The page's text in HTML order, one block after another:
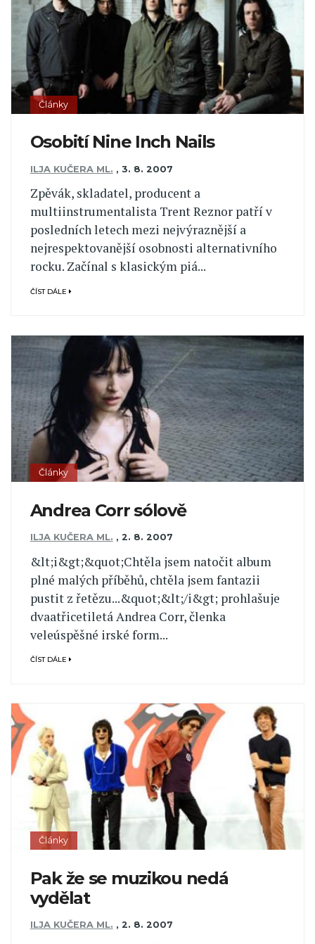
Články
Osobití Nine Inch Nails
ILJA KUČERA ML. , 3. 8. 2007
Zpěvák, skladatel, producent a
multiinstrumentalista Trent Reznor patří v
posledních letech mezi nejvýraznější a
nejrespektovanější osobnosti alternativního
rocku. Začínal s klasickým piá...
ČÍST DÁLE
Články
Andrea Corr sólově
ILJA KUČERA ML. , 2. 8. 2007
&lt;i&gt;&quot;Chtěla jsem natočit album
plné malých příběhů, chtěla jsem fantazii
pustit z řetězu...&quot;&lt;/i&gt; prohlašuje
dvaatřicetiletá Andrea Corr, členka
veleúspěšné irské form...
ČÍST DÁLE
Články
Pak že se muzikou nedá
vydělat
ILJA KUČERA ML. , 2. 8. 2007